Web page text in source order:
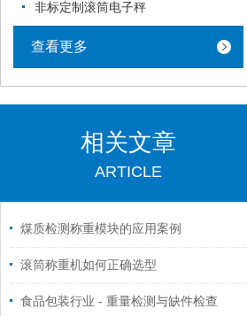
非标定制滚筒电子秤
查看更多
相关文章
ARTICLE
煤质检测称重模块的应用案例
滚筒称重机如何正确选型
食品包装行业 - 重量检测与缺件检查